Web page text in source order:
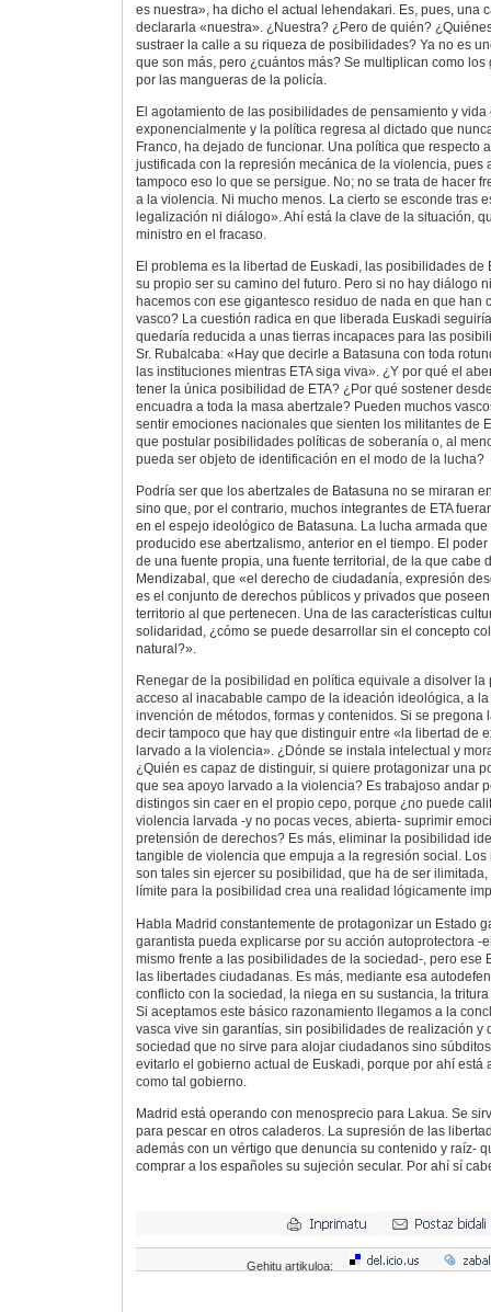
es nuestra», ha dicho el actual lehendakari. Es, pues, una
declararla «nuestra». ¿Nuestra? ¿Pero de quién?
sustraer la calle a su riqueza de posibilidades? Ya no es
que son más, pero ¿cuántos más? Se multiplican como
por las mangueras de la policía.
El agotamiento de las posibilidades de pensamiento y vida
exponencialmente y la política regresa al dictado que
Franco, ha dejado de funcionar. Una política que respecto
justificada con la represión mecánica de la violencia, pues
tampoco eso lo que se persigue. No; no se trata de hacer
a la violencia. Ni mucho menos. La cierto se esconde tras
legalización ni diálogo». Ahí está la clave de la situación,
ministro en el fracaso.
El problema es la libertad de Euskadi, las posibilidades de
su propio ser su camino del futuro. Pero si no hay diálogo
hacemos con ese gigantesco residuo de nada en que han
vasco? La cuestión radica en que liberada Euskadi
quedaría reducida a unas tierras incapaces para las
Sr. Rubalcaba: «Hay que decirle a Batasuna con toda
las instituciones mientras ETA siga viva». ¿Y por qué el
tener la única posibilidad de ETA? ¿Por qué sostener
encuadra a toda la masa abertzale? Pueden muchos
sentir emociones nacionales que sienten los militantes de
que postular posibilidades políticas de soberanía o, al
pueda ser objeto de identificación en el modo de la lucha?
Podría ser que los abertzales de Batasuna no se miraran
sino que, por el contrario, muchos integrantes de ETA
en el espejo ideológico de Batasuna. La lucha armada que
producido ese abertzalismo, anterior en el tiempo. El
de una fuente propia, una fuente territorial, de la que cabe
Mendizabal, que «el derecho de ciudadanía, expresión
es el conjunto de derechos públicos y privados que
territorio al que pertenecen. Una de las características
solidaridad, ¿cómo se puede desarrollar sin el concepto
natural?».
Renegar de la posibilidad en política equivale a disolver la
acceso al inacabable campo de la ideación ideológica, a
invención de métodos, formas y contenidos. Si se pregona
decir tampoco que hay que distinguir entre «la libertad de
larvado a la violencia». ¿Dónde se instala intelectual y
¿Quién es capaz de distinguir, si quiere protagonizar una
que sea apoyo larvado a la violencia? Es trabajoso andar
distingos sin caer en el propio cepo, porque ¿no puede
violencia larvada -y no pocas veces, abierta- suprimir
pretensión de derechos? Es más, eliminar la posibilidad
tangible de violencia que empuja a la regresión social.
son tales sin ejercer su posibilidad, que ha de ser
límite para la posibilidad crea una realidad lógicamente
Habla Madrid constantemente de protagonizar un Estado
garantista pueda explicarse por su acción autoprotectora -
mismo frente a las posibilidades de la sociedad-, pero ese
las libertades ciudadanas. Es más, mediante esa
conflicto con la sociedad, la niega en su sustancia, la
Si aceptamos este básico razonamiento llegamos a la
vasca vive sin garantías, sin posibilidades de realización y
sociedad que no sirve para alojar ciudadanos sino
evitarlo el gobierno actual de Euskadi, porque por ahí está
como tal gobierno.
Madrid está operando con menosprecio para Lakua. Se
para pescar en otros caladeros. La supresión de las
además con un vértigo que denuncia su contenido y raíz-
comprar a los españoles su sujeción secular. Por ahí sí
Gehitu artikuloa: